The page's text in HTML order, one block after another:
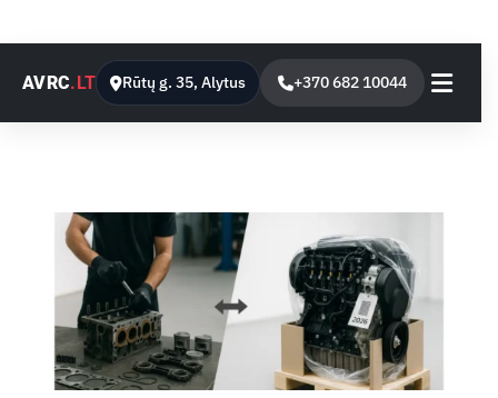
AVRC.LT Rūtų g. 35, Alytus +370 682 10044